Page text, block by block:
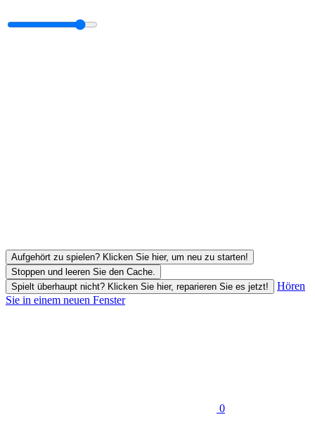
Aufgehört zu spielen? Klicken Sie hier, um neu zu starten!
Stoppen und leeren Sie den Cache.
Spielt überhaupt nicht? Klicken Sie hier, reparieren Sie es jetzt!
Hören
Sie in einem neuen Fenster
0